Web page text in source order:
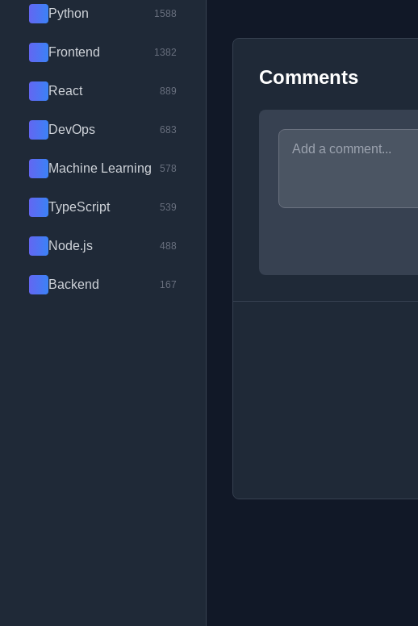
Python 1588
Frontend 1382
React 889
DevOps 683
Machine Learning 578
TypeScript 539
Node.js 488
Backend 167
Comments